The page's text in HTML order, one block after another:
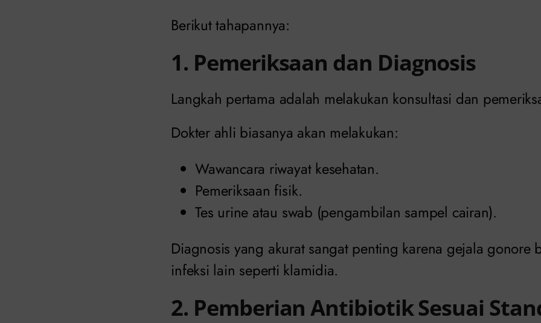
Berikut tahapannya:
1. Pemeriksaan dan Diagnosis
Langkah pertama adalah melakukan konsultasi dan
Dokter ahli biasanya akan melakukan:
Wawancara riwayat kesehatan.
Pemeriksaan fisik.
Tes urine atau swab (pengambilan sampel cairan).
Diagnosis yang akurat sangat penting karena gejala gonore
infeksi lain seperti klamidia.
2. Pemberian Antibiotik Sesuai